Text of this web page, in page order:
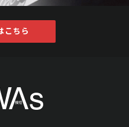
こちら